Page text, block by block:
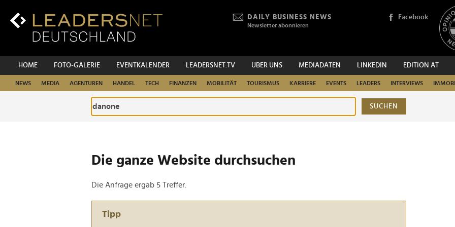
Inhalt
DAILY BUSINESS NEWS
Newsletter abonnieren
Facebook
HOME FOTO-GALERIE EVENTKALENDER LEADERSNET.TV ÜBER UNS MEDIADATEN LINKEDIN EDITION AT
NEWS MEDIA AGENTUREN HANDEL TECH FINANZEN MOBILITÄT TOURISMUS KARRIERE EVENTS LEADERS INTERVIEWS
SUCHEN
Die ganze Website durchsuchen
Die Anfrage ergab 5 Treffer.
Tipp